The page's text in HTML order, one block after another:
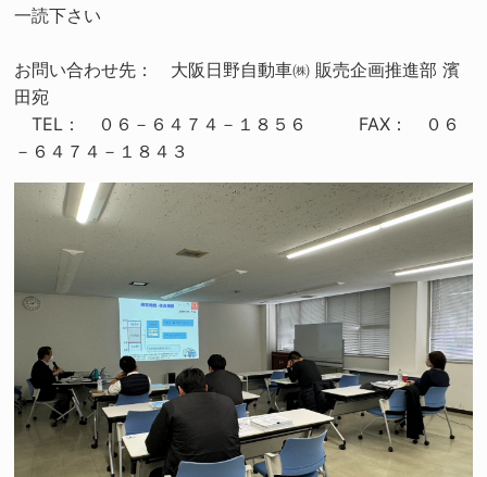
一読下さい
お問い合わせ先： 大阪日野自動車㈱ 販売企画推進部 濱
田宛
TEL： ０６－６４７４－１８５６ FAX： ０６
－６４７４－１８４３